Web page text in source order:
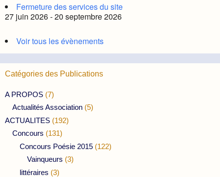
Fermeture des services du site
27 juin 2026 - 20 septembre 2026
Voir tous les évènements
Catégories des Publications
A PROPOS (7)
Actualités Association (5)
ACTUALITES (192)
Concours (131)
Concours Poésie 2015 (122)
Vainqueurs (3)
littéraires (3)